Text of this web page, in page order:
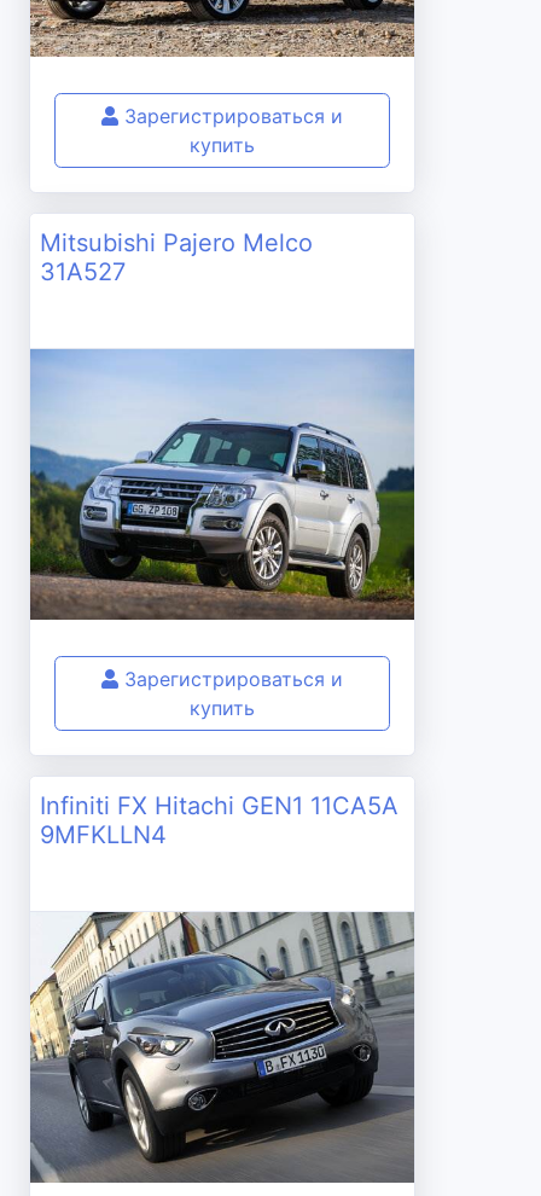
Зарегистрироваться и
купить
Mitsubishi Pajero Melco
31A527
Зарегистрироваться и
купить
Infiniti FX Hitachi GEN1 11CA5A
9MFKLLN4